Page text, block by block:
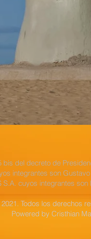
del decreto de
integrantes son
cuyos integrantes
Todos los derechos
Powered by Cristhian